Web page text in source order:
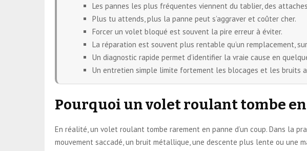
Les pannes les plus fréquentes viennent du tablier, des
Plus tu attends, plus la panne peut s’aggraver et coûter cher.
Forcer un volet bloqué est souvent la pire erreur à éviter.
La réparation est souvent plus rentable qu’un remplacement,
Un diagnostic rapide permet d’identifier la vraie cause en
Un entretien simple limite fortement les blocages et les bruits
Pourquoi un volet roulant tombe en
En réalité, un volet roulant tombe rarement en panne d’un coup. Dans la
mouvement saccadé, un bruit métallique, une descente plus lente ou une